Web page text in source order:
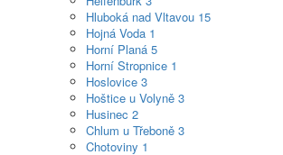
Hluboká nad Vltavou 15
Hojná Voda 1
Horní Planá 5
Horní Stropnice 1
Hoslovice 3
Hoštice u Volyně 3
Husinec 2
Chlum u Třeboně 3
Chotoviny 1